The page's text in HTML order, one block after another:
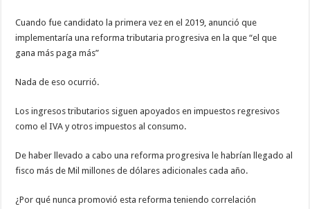
Cuando fue candidato la primera vez en el 2019, anunció que
implementaría una reforma tributaria progresiva en la que “el que
gana más paga más”
Nada de eso ocurrió.
Los ingresos tributarios siguen apoyados en impuestos regresivos
como el IVA y otros impuestos al consumo.
De haber llevado a cabo una reforma progresiva le habrían llegado al
fisco más de Mil millones de dólares adicionales cada año.
¿Por qué nunca promovió esta reforma teniendo correlación